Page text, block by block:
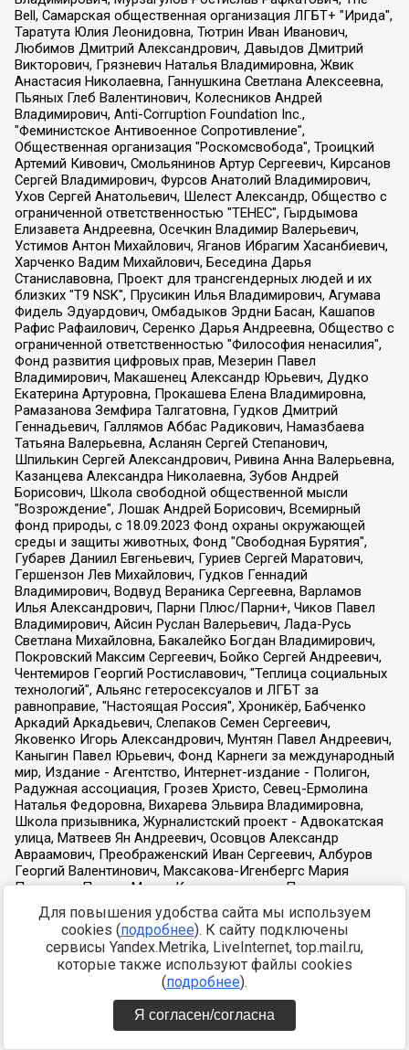
Для повышения удобства сайта мы используем
cookies (подробнее). К сайту подключены
сервисы Yandex.Metrika, LiveInternet, top.mail.ru,
которые также используют файлы cookies
(подробнее).
Я согласен/согласна